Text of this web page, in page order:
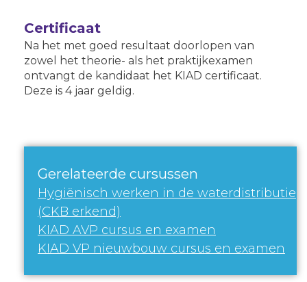
Certificaat
Na het met goed resultaat doorlopen van
zowel het theorie- als het praktijkexamen
ontvangt de kandidaat het KIAD certificaat.
Deze is 4 jaar geldig.
Gerelateerde cursussen
Hygiënisch werken in de waterdistributie
(CKB erkend)
KIAD AVP cursus en examen
KIAD VP nieuwbouw cursus en examen